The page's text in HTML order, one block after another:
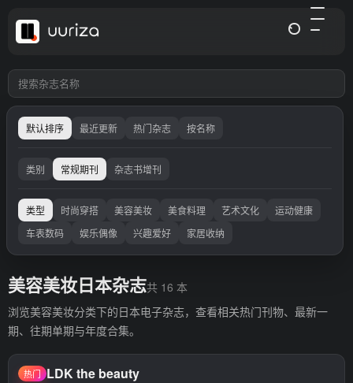
默认排序 最近更新 热门杂志 按名称
类别 常规期刊 杂志书增刊
类型 时尚穿搭 美容美妆 美食料理 艺术文化
运动健康
车表数码
娱乐偶像 兴趣爱好 家居收纳
美容美妆日本杂志共 16 本
浏览美容美妆分类下的日本电子杂志，查看相关热门刊物、最新一
期、往期单期与年度合集。
热门 LDK the beauty